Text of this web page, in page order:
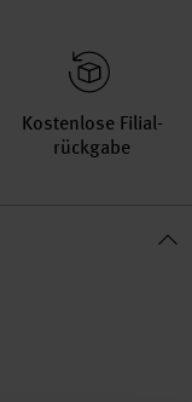
Kosten­lose Filial­
rückgabe